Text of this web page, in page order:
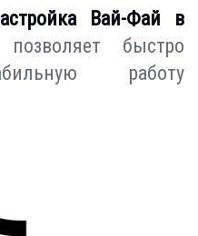
Вай-Фай в
позволяет быстро
работу